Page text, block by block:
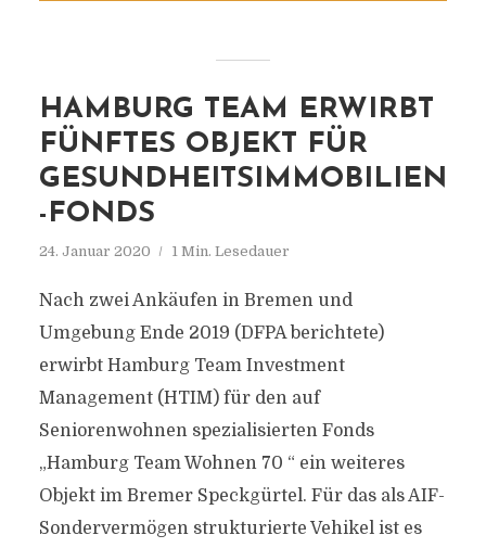
HAMBURG TEAM ERWIRBT
FÜNFTES OBJEKT FÜR
GESUNDHEITSIMMOBILIEN
-FONDS
24. Januar 2020 1 Min. Lesedauer
Nach zwei Ankäufen in Bremen und
Umgebung Ende 2019 (DFPA berichtete)
erwirbt Hamburg Team Investment
Management (HTIM) für den auf
Seniorenwohnen spezialisierten Fonds
„Hamburg Team Wohnen 70 “ ein weiteres
Objekt im Bremer Speckgürtel. Für das als AIF-
Sondervermögen strukturierte Vehikel ist es